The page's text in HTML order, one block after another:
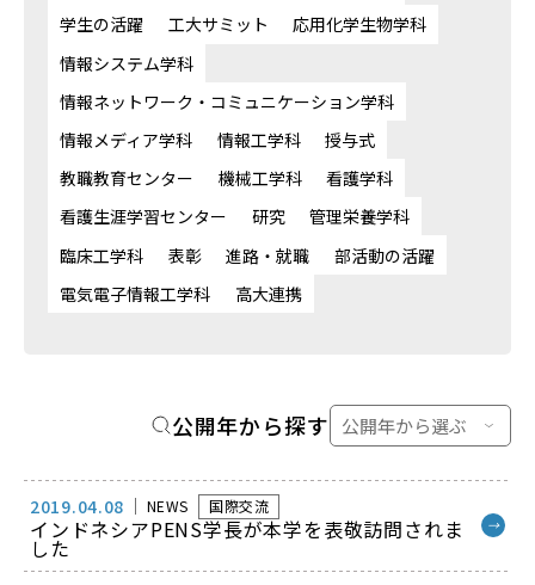
学生の活躍
工大サミット
応用化学生物学科
情報システム学科
情報ネットワーク・コミュニケーション学科
情報メディア学科
情報工学科
授与式
教職教育センター
機械工学科
看護学科
看護生涯学習センター
研究
管理栄養学科
臨床工学科
表彰 進路・就職
部活動の活躍
電気電子情報工学科
高大連携
公開年から探す
2019.04.08 NEWS 国際交流
インドネシアPENS学長が本学を表敬訪問されま
した
→